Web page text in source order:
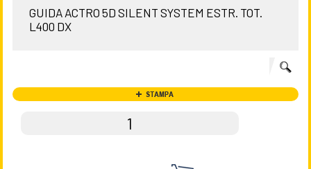
GUIDA ACTRO 5D SILENT SYSTEM ESTR. TOT.
L400 DX